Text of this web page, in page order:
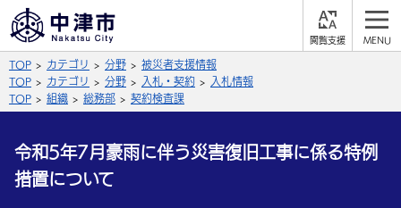
文字の大きさ
拡大 標準
公式SNS
Facebook
サイト内検索
TOP カテゴリ 分野
被災者支援情報
TOP
カテゴリ 分野 入札・契約
入札情報
TOP
組織 総務部 契約検査課
令和5年7月豪雨に伴う災害復旧工事に係る特例
措置について